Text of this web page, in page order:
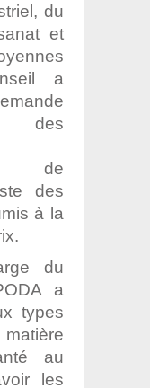
du
et
a
des
de
des
à la
du
a
types
au
les